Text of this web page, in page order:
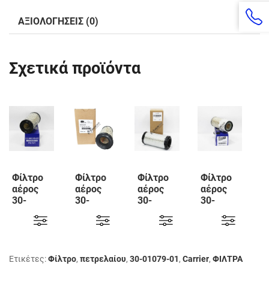
ΑΞΙΟΛΟΓΗΣΕΙΣ (0)
Σχετικά προϊόντα
Φίλτρο
αέρος
30-
Φίλτρο
αέρος
30-
Φίλτρο
αέρος
30-
Φίλτρο
αέρος
30-
Ετικέτες:Φίλτρο, πετρελαίου, 30-01079-01, Carrier, ΦΙΛΤΡΑ